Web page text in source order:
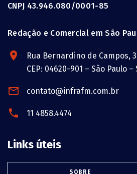
CNPJ 43.946.080/0001-85
Redação e Comercial em São
Rua Bernardino de Campos,
CEP: 04620-901 – São Paulo –
contato@infrafm.com.br
11 4858.4474
Links úteis
SOBRE